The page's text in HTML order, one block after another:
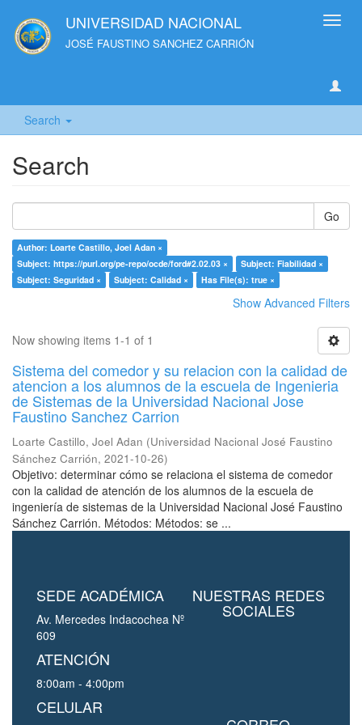
UNIVERSIDAD NACIONAL
JOSÉ FAUSTINO SANCHEZ CARRIÓN
Search
Search
Go
Author: Loarte Castillo, Joel Adan ×
Subject: https://purl.org/pe-repo/ocde/ford#2.02.03 ×
Subject: Fiabilidad ×
Subject: Seguridad ×
Subject: Calidad × Has File(s): true ×
Show Advanced Filters
Now showing items 1-1 of 1
Sistema del comedor y su relacion con la calidad de
atencion a los alumnos de la escuela de Ingenieria
de Sistemas de la Universidad Nacional Jose
Faustino Sanchez Carrion
Loarte Castillo, Joel Adan (Universidad Nacional José Faustino
Sánchez Carrión, 2021-10-26)
Objetivo: determinar cómo se relaciona el sistema de comedor
con la calidad de atención de los alumnos de la escuela de
ingeniería de sistemas de la Universidad Nacional José Faustino
Sánchez Carrión. Métodos: Métodos: se ...
SEDE ACADÉMICA
Av. Mercedes Indacochea Nº
609
ATENCIÓN
8:00am - 4:00pm
CELULAR
NUESTRAS REDES
SOCIALES